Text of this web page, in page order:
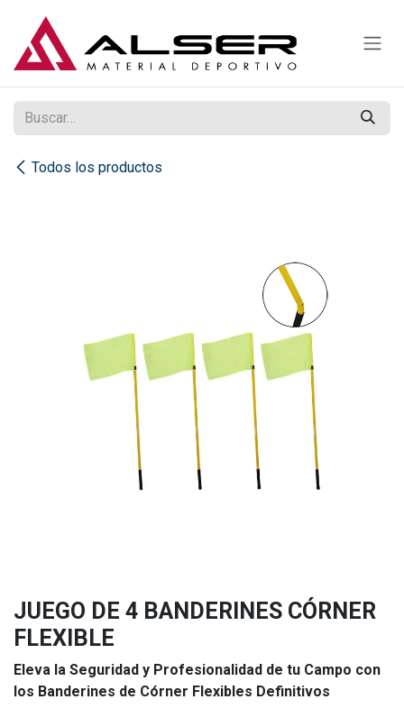
Todos los productos
JUEGO DE 4 BANDERINES CÓRNER
FLEXIBLE
Eleva la Seguridad y Profesionalidad de tu Campo con
los Banderines de Córner Flexibles Definitivos